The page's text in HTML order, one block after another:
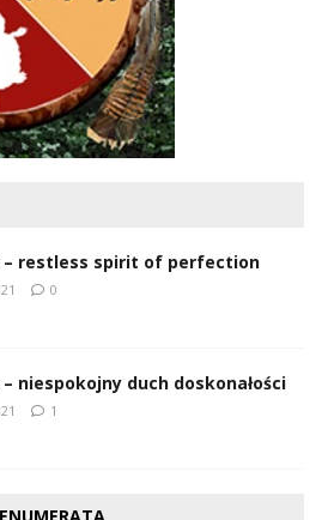
– restless spirit of perfection
0
niespokojny duch doskonałości
1